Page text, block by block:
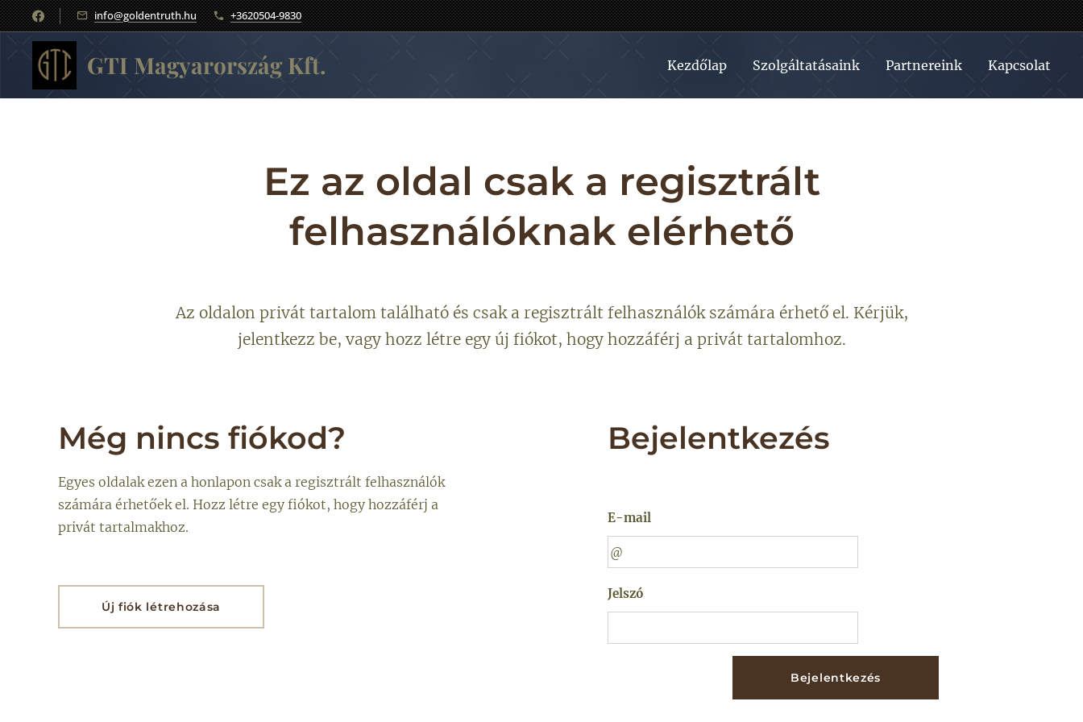
info@goldentruth.hu +3620504-9830
GTI Magyarország Kft. Kezdőlap Szolgáltatásaink Partnereink Kapcsolat
Ez az oldal csak a regisztrált
felhasználóknak elérhető
Az oldalon privát tartalom található és csak a regisztrált felhasználók számára érhető el. Kérjük,
jelentkezz be, vagy hozz létre egy új fiókot, hogy hozzáférj a privát tartalomhoz.
Még nincs fiókod?
Egyes oldalak ezen a honlapon csak a regisztrált felhasználók
számára érhetőek el. Hozz létre egy fiókot, hogy hozzáférj a
privát tartalmakhoz.
Új fiók létrehozása
Bejelentkezés
E-mail
Jelszó
Bejelentkezés